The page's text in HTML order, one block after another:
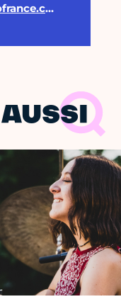
contact.billetterie@radiofrance.com